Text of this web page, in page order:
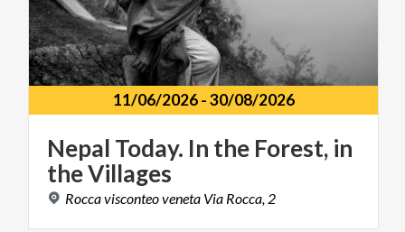
11/06/2026-30/08/2026
Nepal Today. In the Forest, in
theVillages
Roccavisconteoveneta Via Rocca, 2